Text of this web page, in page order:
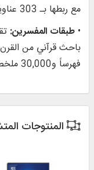
مع ربطها بـ 303 عناوين كتب.
•طبقات المفسرين:
فهرساً و30,000 ملخصاً، مع ربطها بأكثر من 30 عنوان كتاب.
المنتوجات